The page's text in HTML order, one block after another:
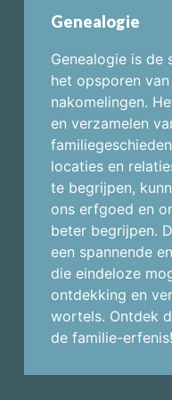
Genealogie
Genealogie is de
het opsporen
nakomelingen.
en verzamelen
locaties en
te begrijpen,
ons erfgoed en
beter begrijpen.
een spannende
die eindeloze
ontdekking en
wortels. Ontdek
de familie-erfenis!